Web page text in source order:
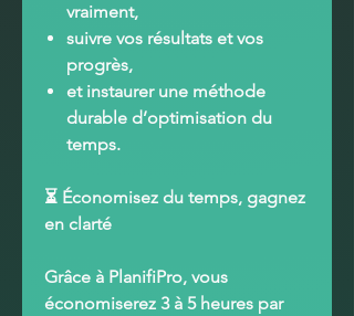
vraiment,
suivre vos résultats et vos
progrès,
et instaurer une méthode
durable d’optimisation du
temps.
⏳ Économisez du temps, gagnez
en clarté
Grâce à PlanifiPro, vous
économiserez 3 à 5 heures par